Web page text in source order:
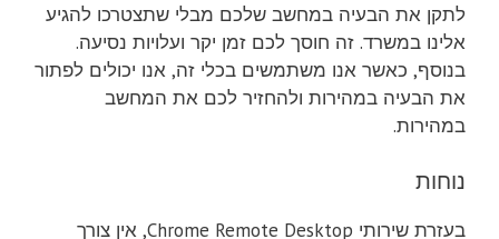
לתקן את הבעיה במחשב שלכם מבלי שתצטרכו להגיע
אלינו במשרד. זה חוסך לכם זמן יקר ועלויות נסיעה.
בנוסף, כאשר אנו משתמשים בכלי זה, אנו יכולים לפתור
את הבעיה במהירות ולהחזיר לכם את המחשב
במהירות.
נוחות
בעזרת שירותי Chrome Remote Desktop, אין צורך